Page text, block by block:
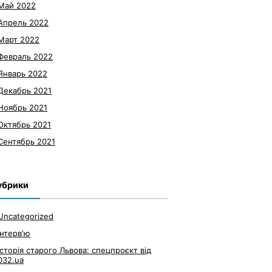
2022
2022
2022
2022
2022
2021
2021
2021
2021
старого Львова: спецпроєкт від